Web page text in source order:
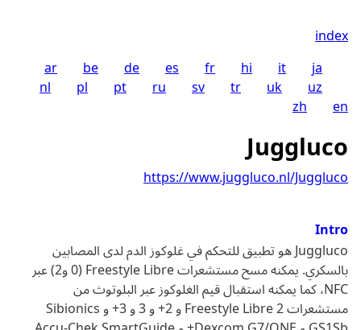
index
ar
be de es fr hi it
ja
nl
pl pt ru sv tr uk
uz
zh
en
Juggluco
https://www.juggluco.nl/Juggluco
Intro
Juggluco هو تطبيق للتحكم في غلوكوز الدم لدى المصابين
بالسكري. يمكنه مسح مستشعرات Freestyle Libre (0 و2) عبر
NFC، كما يمكنه استقبال قيم الغلوكوز عبر البلوتوث من
مستشعرات Freestyle Libre 2 و 2+ و 3 و 3+ و Sibionics